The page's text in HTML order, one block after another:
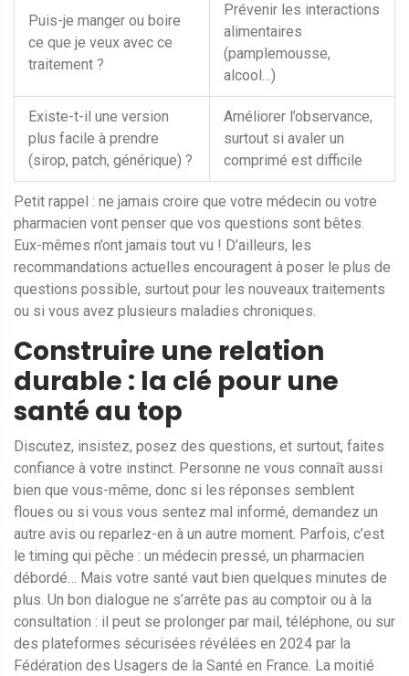
Puis-je manger ou boire
ce que je veux avec ce
traitement ?
Prévenir les interactions
alimentaires
(pamplemousse,
alcool…)
Existe-t-il une version
plus facile à prendre
(sirop, patch, générique) ?
Améliorer l’observance,
surtout si avaler un
comprimé est difficile
Petit rappel : ne jamais croire que votre médecin ou votre
pharmacien vont penser que vos questions sont bêtes.
Eux-mêmes n’ont jamais tout vu ! D’ailleurs, les
recommandations actuelles encouragent à poser le plus de
questions possible, surtout pour les nouveaux traitements
ou si vous avez plusieurs maladies chroniques.
Construire une relation
durable : la clé pour une
santé au top
Discutez, insistez, posez des questions, et surtout, faites
confiance à votre instinct. Personne ne vous connaît aussi
bien que vous-même, donc si les réponses semblent
floues ou si vous vous sentez mal informé, demandez un
autre avis ou reparlez-en à un autre moment. Parfois, c’est
le timing qui pêche : un médecin pressé, un pharmacien
débordé… Mais votre santé vaut bien quelques minutes de
plus. Un bon dialogue ne s’arrête pas au comptoir ou à la
consultation : il peut se prolonger par mail, téléphone, ou sur
des plateformes sécurisées révélées en 2024 par la
Fédération des Usagers de la Santé en France. La moitié